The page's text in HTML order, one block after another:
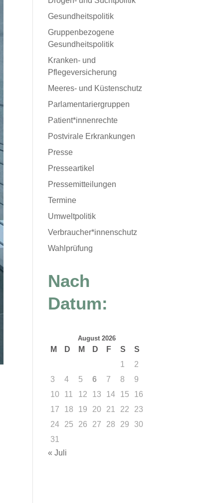
Gesundheitspolitik
Gruppenbezogene
Gesundheitspolitik
Kranken- und
Pflegeversicherung
Meeres- und Küstenschutz
Parlamentariergruppen
Patient*innenrechte
Postvirale Erkrankungen
Presse
Presseartikel
Pressemitteilungen
Termine
Umweltpolitik
Verbraucher*innenschutz
Wahlprüfung
Nach
Datum:
August 2026
M D M D F S
S
1
2
3
4 5 6 7 8
9
10
11 12 13 14 15
16
17
18 19 20 21 22
23
24
25 26 27 28 29
30
31
« Juli